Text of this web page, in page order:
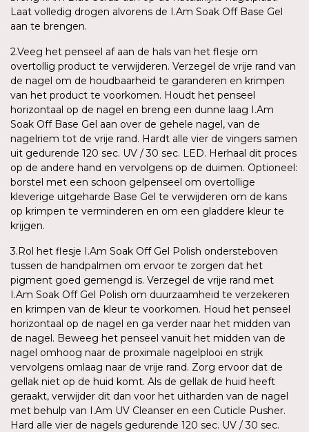
Laat volledig drogen alvorens de I.Am Soak Off Base Gel
aan te brengen.
2.Veeg het penseel af aan de hals van het flesje om
overtollig product te verwijderen. Verzegel de vrije rand van
de nagel om de houdbaarheid te garanderen en krimpen
van het product te voorkomen. Houdt het penseel
horizontaal op de nagel en breng een dunne laag I.Am
Soak Off Base Gel aan over de gehele nagel, van de
nagelriem tot de vrije rand. Hardt alle vier de vingers samen
uit gedurende 120 sec. UV / 30 sec. LED. Herhaal dit proces
op de andere hand en vervolgens op de duimen. Optioneel:
borstel met een schoon gelpenseel om overtollige
kleverige uitgeharde Base Gel te verwijderen om de kans
op krimpen te verminderen en om een gladdere kleur te
krijgen.
3.Rol het flesje I.Am Soak Off Gel Polish ondersteboven
tussen de handpalmen om ervoor te zorgen dat het
pigment goed gemengd is. Verzegel de vrije rand met
I.Am Soak Off Gel Polish om duurzaamheid te verzekeren
en krimpen van de kleur te voorkomen. Houd het penseel
horizontaal op de nagel en ga verder naar het midden van
de nagel. Beweeg het penseel vanuit het midden van de
nagel omhoog naar de proximale nagelplooi en strijk
vervolgens omlaag naar de vrije rand. Zorg ervoor dat de
gellak niet op de huid komt. Als de gellak de huid heeft
geraakt, verwijder dit dan voor het uitharden van de nagel
met behulp van I.Am UV Cleanser en een Cuticle Pusher.
Hard alle vier de nagels gedurende 120 sec. UV / 30 sec.